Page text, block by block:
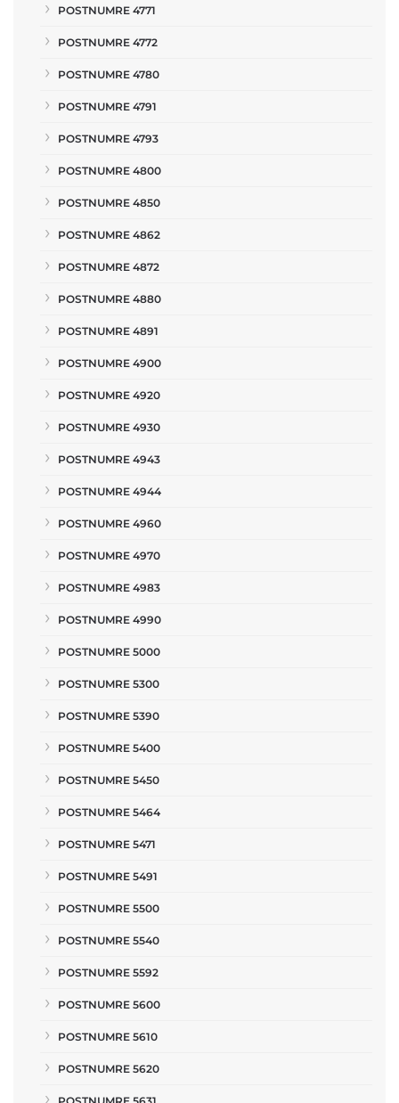
POSTNUMRE 4771
POSTNUMRE 4772
POSTNUMRE 4780
POSTNUMRE 4791
POSTNUMRE 4793
POSTNUMRE 4800
POSTNUMRE 4850
POSTNUMRE 4862
POSTNUMRE 4872
POSTNUMRE 4880
POSTNUMRE 4891
POSTNUMRE 4900
POSTNUMRE 4920
POSTNUMRE 4930
POSTNUMRE 4943
POSTNUMRE 4944
POSTNUMRE 4960
POSTNUMRE 4970
POSTNUMRE 4983
POSTNUMRE 4990
POSTNUMRE 5000
POSTNUMRE 5300
POSTNUMRE 5390
POSTNUMRE 5400
POSTNUMRE 5450
POSTNUMRE 5464
POSTNUMRE 5471
POSTNUMRE 5491
POSTNUMRE 5500
POSTNUMRE 5540
POSTNUMRE 5592
POSTNUMRE 5600
POSTNUMRE 5610
POSTNUMRE 5620